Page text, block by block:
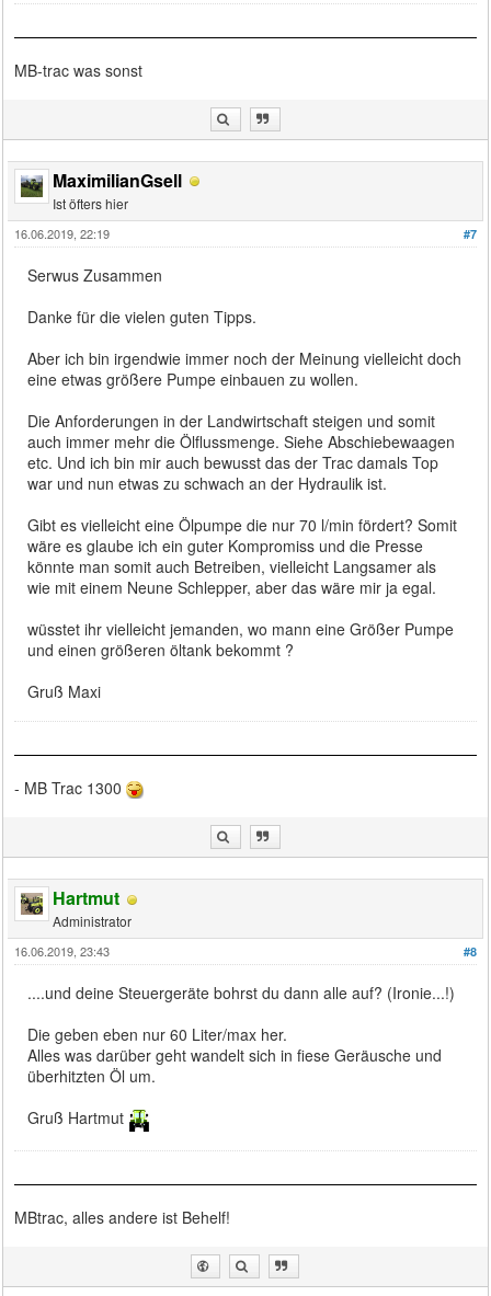
MB-trac was sonst
MaximilianGsell
Ist öfters hier
#7
16.06.2019, 22:19
Serwus Zusammen
Danke für die vielen guten Tipps.
Aber ich bin irgendwie immer noch der Meinung vielleicht doch
eine etwas größere Pumpe einbauen zu wollen.
Die Anforderungen in der Landwirtschaft steigen und somit
auch immer mehr die Ölflussmenge. Siehe Abschiebewaagen
etc. Und ich bin mir auch bewusst das der Trac damals Top
war und nun etwas zu schwach an der Hydraulik ist.
Gibt es vielleicht eine Ölpumpe die nur 70 l/min fördert? Somit
wäre es glaube ich ein guter Kompromiss und die Presse
könnte man somit auch Betreiben, vielleicht Langsamer als
wie mit einem Neune Schlepper, aber das wäre mir ja egal.
wüsstet ihr vielleicht jemanden, wo mann eine Größer Pumpe
und einen größeren öltank bekommt ?
Gruß Maxi
- MB Trac 1300
Hartmut
Administrator
#8
16.06.2019, 23:43
....und deine Steuergeräte bohrst du dann alle auf? (Ironie...!)
Die geben eben nur 60 Liter/max her.
Alles was darüber geht wandelt sich in fiese Geräusche und
überhitzten Öl um.
Gruß Hartmut
MBtrac, alles andere ist Behelf!